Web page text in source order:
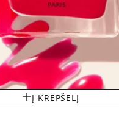
Į KREPŠELĮ